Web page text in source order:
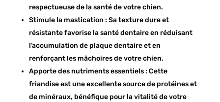
respectueuse de la santé de votre chien.
Stimule la mastication : Sa texture dure et
résistante favorise la santé dentaire en réduisant
l’accumulation de plaque dentaire et en
renforçant les mâchoires de votre chien.
Apporte des nutriments essentiels : Cette
friandise est une excellente source de protéines et
de minéraux, bénéfique pour la vitalité de votre